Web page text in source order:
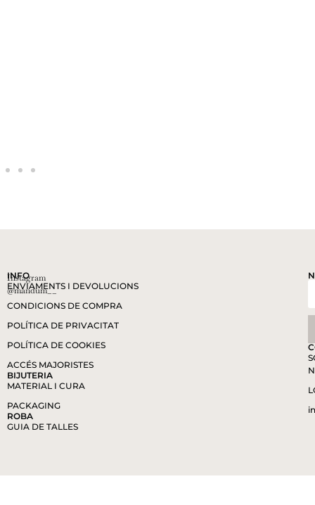
Instagram
@mandum__
INFO
ENVIAMENTS I DEVOLUCIONS
CONDICIONS DE COMPRA
POLÍTICA DE PRIVACITAT
POLÍTICA DE COOKIES
ACCÉS MAJORISTES
BIJUTERIA
MATERIAL I CURA
PACKAGING
ROBA
GUIA DE TALLES